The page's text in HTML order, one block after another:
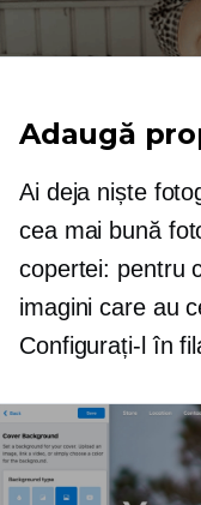
Adaugă
Ai deja niște
cea mai bună
copertei: pentru
imagini care au
Configurați-l în